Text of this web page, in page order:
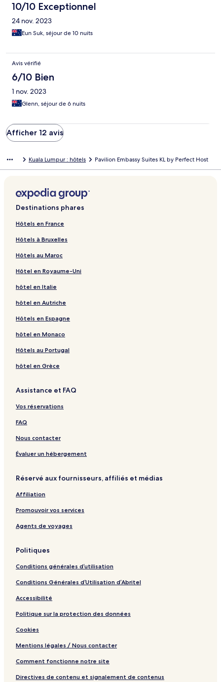
10/10 Exceptionnel
24 nov. 2023
Eun Suk, séjour de 10 nuits
Avis vérifié
6/10 Bien
1 nov. 2023
Glenn, séjour de 6 nuits
Afficher 12 avis
Kuala Lumpur : hôtels Pavilion Embassy Suites KL by Perfect Host
Destinations phares
Hôtels en France
Hôtels à Bruxelles
Hôtels au Maroc
Hôtel en Royaume-Uni
hôtel en Italie
hôtel en Autriche
Hôtels en Espagne
hôtel en Monaco
Hôtels au Portugal
hôtel en Grèce
Assistance et FAQ
Vos réservations
FAQ
Nous contacter
Évaluer un hébergement
Réservé aux fournisseurs, affiliés et médias
Affiliation
Promouvoir vos services
Agents de voyages
Politiques
Conditions générales d’utilisation
Conditions Générales d’Utilisation d’Abritel
Accessibilité
Politique sur la protection des données
Cookies
Mentions légales / Nous contacter
Comment fonctionne notre site
Directives de contenu et signalement de contenus